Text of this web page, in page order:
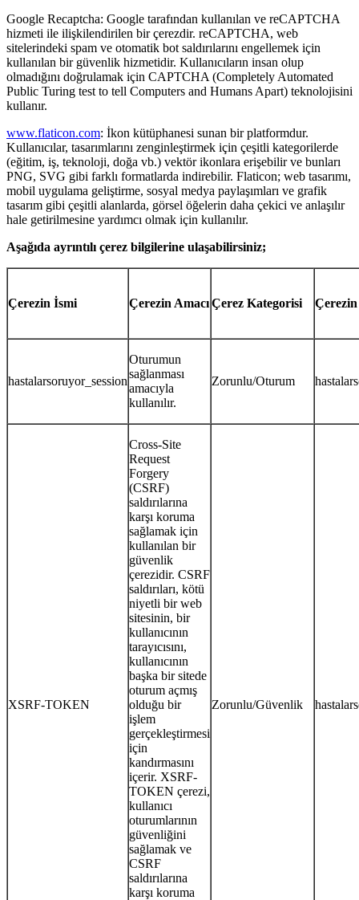
Google Recaptcha: Google tarafından kullanılan ve reCAPTCHA
hizmeti ile ilişkilendirilen bir çerezdir. reCAPTCHA, web
sitelerindeki spam ve otomatik bot saldırılarını engellemek için
kullanılan bir güvenlik hizmetidir. Kullanıcıların insan olup
olmadığını doğrulamak için CAPTCHA (Completely Automated
Public Turing test to tell Computers and Humans Apart) teknolojisini
kullanır.
www.flaticon.com: İkon kütüphanesi sunan bir platformdur.
Kullanıcılar, tasarımlarını zenginleştirmek için çeşitli kategorilerde
(eğitim, iş, teknoloji, doğa vb.) vektör ikonlara erişebilir ve bunları
PNG, SVG gibi farklı formatlarda indirebilir. Flaticon; web tasarımı,
mobil uygulama geliştirme, sosyal medya paylaşımları ve grafik
tasarım gibi çeşitli alanlarda, görsel öğelerin daha çekici ve anlaşılır
hale getirilmesine yardımcı olmak için kullanılır.
Aşağıda ayrıntılı çerez bilgilerine ulaşabilirsiniz;
Çerezin İsmi Çerezin AmacıÇerez Kategorisi
hastalarsoruyor_session
Oturumun
sağlanması
amacıyla
kullanılır.
Zorunlu/Oturum
XSRF-TOKEN
Cross-Site
Request
Forgery
(CSRF)
saldırılarına
karşı koruma
sağlamak için
kullanılan bir
güvenlik
çerezidir. CSRF
saldırıları, kötü
niyetli bir web
sitesinin, bir
kullanıcının
tarayıcısını,
kullanıcının
başka bir sitede
oturum açmış
olduğu bir
işlem
gerçekleştirmesi
için
kandırmasını
içerir. XSRF-
TOKEN çerezi,
kullanıcı
oturumlarının
güvenliğini
sağlamak ve
CSRF
saldırılarına
karşı koruma
Zorunlu/Güvenlik